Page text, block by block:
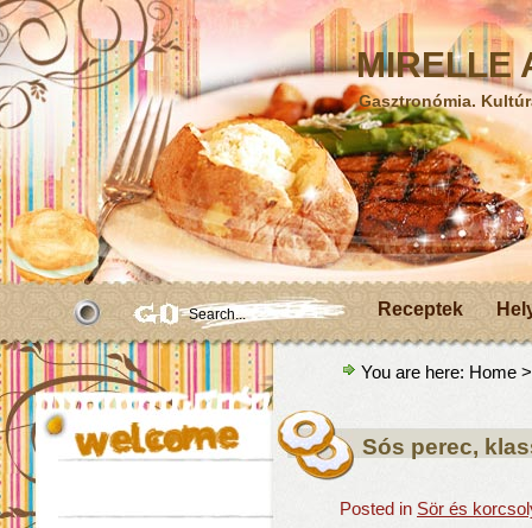
MIRELLE
Gasztronómia.
Receptek
You are here: Home
Sós perec,
Posted in Sör és